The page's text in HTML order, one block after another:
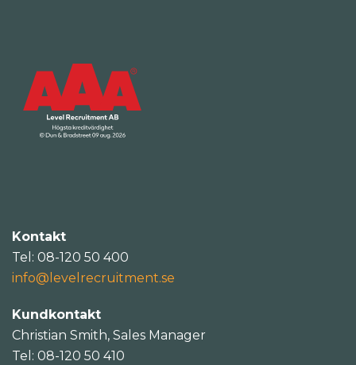
Kontakt
Tel: 08-120 50 400
info@levelrecruitment.se
Kundkontakt
Christian Smith, Sales Manager
Tel: 08-120 50 410